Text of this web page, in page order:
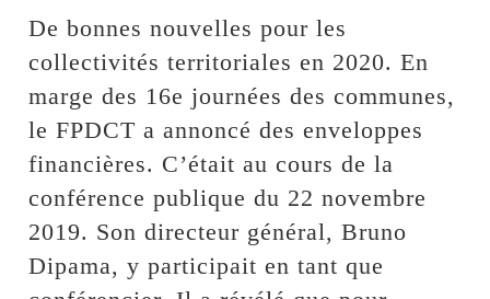
De bonnes nouvelles pour les
collectivités territoriales en 2020. En
marge des 16e journées des communes,
le FPDCT a annoncé des enveloppes
financières. C’était au cours de la
conférence publique du 22 novembre
2019. Son directeur général, Bruno
Dipama, y participait en tant que